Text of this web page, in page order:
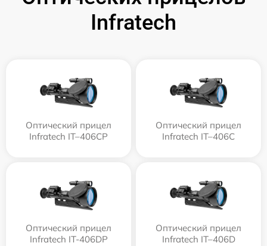
Infratech
Оптический прицел
Infratech IT–406СP
Оптический прицел
Infratech IT–406С
Оптический прицел
Infratech IT-406DP
Оптический прицел
Infratech IT–406D